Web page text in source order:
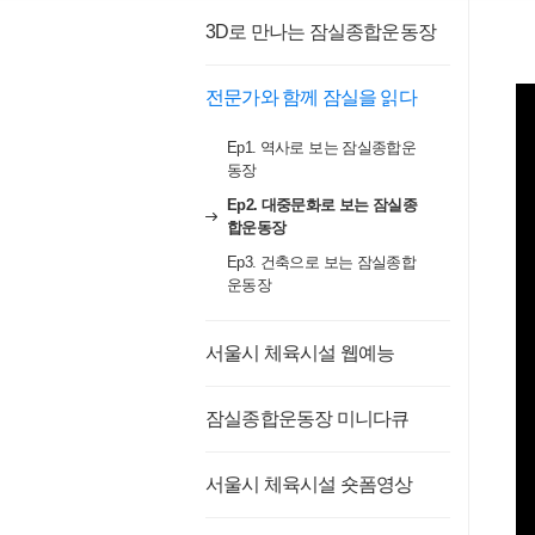
3D로 만나는 잠실종합운동장
전문가와 함께 잠실을 읽다
Ep1. 역사로 보는 잠실종합운
동장
Ep2. 대중문화로 보는 잠실종
합운동장
Ep3. 건축으로 보는 잠실종합
운동장
서울시 체육시설 웹예능
잠실종합운동장 미니다큐
서울시 체육시설 숏폼영상